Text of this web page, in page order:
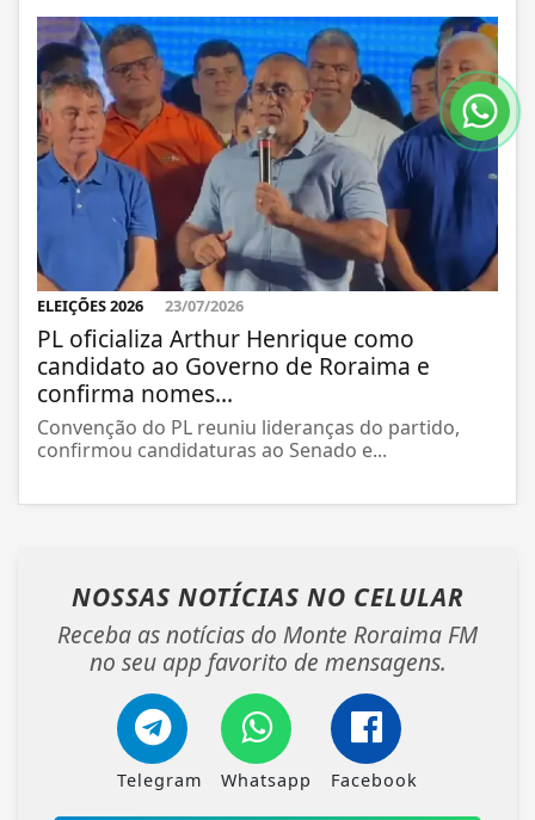
ELEIÇÕES 2026 23/07/2026
PL oficializa Arthur Henrique como
candidato ao Governo de Roraima e
confirma nomes...
Convenção do PL reuniu lideranças do partido,
confirmou candidaturas ao Senado e...
NOSSAS NOTÍCIAS NO CELULAR
Receba as notícias do Monte Roraima FM
no seu app favorito de mensagens.
Telegram Whatsapp Facebook